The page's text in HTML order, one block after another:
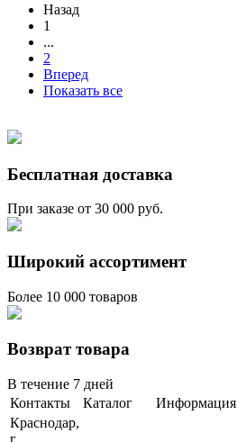
Назад
1
...
2
Вперед
Показать все
Бесплатная доставка
При заказе от 30 000 руб.
Широкий ассортимент
Более 10 000 товаров
Возврат товара
В течение 7 дней
Контакты
Каталог Информация
Краснодар,